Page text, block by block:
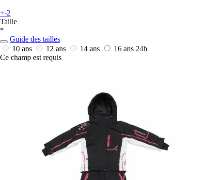
+-2
Taille
*
Guide des tailles
10 ans
12 ans 14 ans 16 ans 24h
Ce champ est requis